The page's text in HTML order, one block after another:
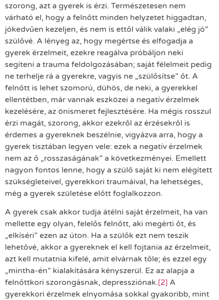
szorong, azt a gyerek is érzi. Természetesen nem
várható el, hogy a felnőtt minden helyzetet higgadtan,
jókedvűen kezeljen, és nem is ettől válik valaki „elég jó”
szülővé. A lényeg az, hogy megértse és elfogadja a
gyerek érzelmeit, ezekre reagálva próbáljon neki
segíteni a trauma feldolgozásában; saját félelmeit pedig
ne terhelje rá a gyerekre, vagyis ne „szülősítse” őt. A
felnőtt is lehet szomorú, dühös, de neki, a gyerekkel
ellentétben, már vannak eszközei a negatív érzelmek
kezelésére, az önismeret fejlesztésére. Ha mégis rosszul
érzi magát, szorong, akkor ezekről az érzésekről is
érdemes a gyereknek beszélnie, vigyázva arra, hogy a
gyerek tisztában legyen vele: ezek a negatív érzelmek
nem az ő „rosszaságának” a következményei. Emellett
nagyon fontos lenne, hogy a szülő saját ki nem elégített
szükségleteivel, gyerekkori traumáival, ha lehetséges,
még a gyerek születése előtt foglalkozzon.
A gyerek csak akkor tudja átélni saját érzelmeit, ha van
mellette egy olyan, felelős felnőtt, aki megérti őt, és
„elkíséri” ezen az úton. Ha a szülők ezt nem teszik
lehetővé, akkor a gyereknek el kell fojtania az érzelmeit,
azt kell mutatnia kifelé, amit elvárnak tőle; és ezzel egy
„mintha-én” kialakítására kényszerül. Ez az alapja a
felnőttkori szorongásnak, depressziónak.[2] A
gyerekkori érzelmek elnyomása sokkal gyakoribb, mint